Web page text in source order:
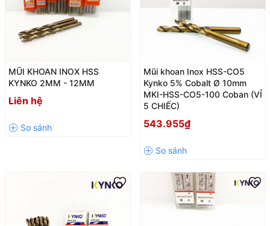
MŨI KHOAN INOX HSS
KYNKO 2MM - 12MM
Liên hệ
Mũi khoan Inox HSS-CO5
Kynko 5% Cobalt Ø 10mm
MKI-HSS-CO5-100 Coban (VỈ
5 CHIẾC)
543.955₫